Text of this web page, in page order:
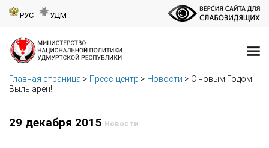
РУС УДМ
Главная страница > Пресс-центр > Новости > С новым Годом!
Выль арен!
29 декабря 2015 Новости